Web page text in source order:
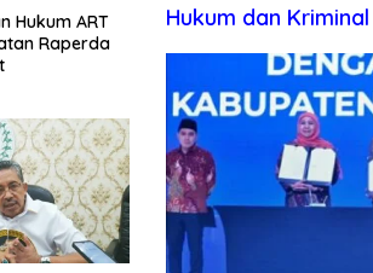
Hukum ART
Raperda
Hukum dan Kriminal